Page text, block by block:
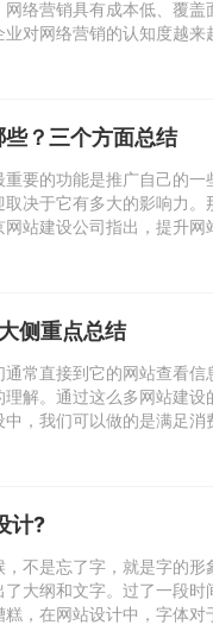
络营销具有成本低、覆
对网络营销的认知度越来
？三个方面总结
要的功能是推广自己的
决于它有多大的影响力
站建设公司指出，提升网
侧重点总结
常直接到它的网站查看
解。通过这么多网站建
，我们可以做的是满足消
计?
不是忘了字，就是字的
大纲和文字。过了一段
，在网站设计中，字体对